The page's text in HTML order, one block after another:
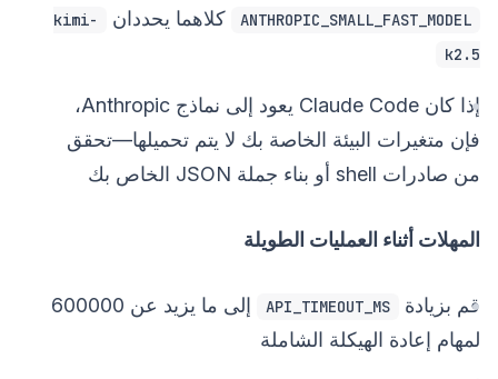
ANTHROPIC_SMALL_FAST_MODEL كلاهما يحددان
kimi-
k2.5
إذا كان Claude Code يعود إلى نماذج Anthropic،
فإن متغيرات البيئة الخاصة بك لا يتم تحميلها—تحقق
من صادرات shell أو بناء جملة JSON الخاص بك
المهلات أثناء العمليات الطويلة
قم بزيادة API_TIMEOUT_MS
إلى ما يزيد عن 600000
لمهام إعادة الهيكلة الشاملة